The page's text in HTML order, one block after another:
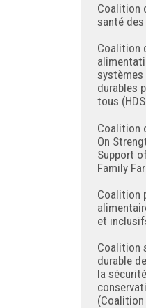
Coalition
santé
Coalition
durables
tous
Coalition
On
Support
Family
Coalition
et
Coalition
durable
la
(Coalition